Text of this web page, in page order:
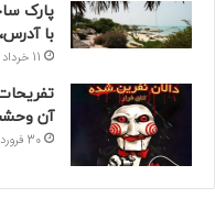
پارک
با
11 خرداد 1405
آن
30 فروردین 1405